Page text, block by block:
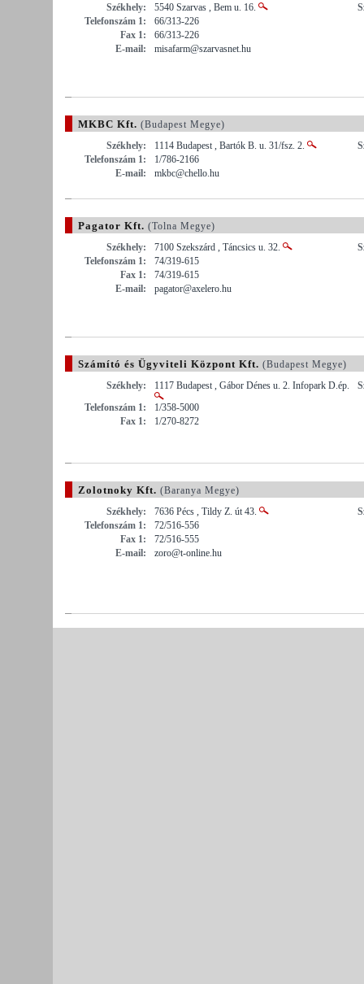
Székhely:
5540 Szarvas , Bem u. 16.
Telefonszám 1:
66/313-226
Fax 1:
66/313-226
E-mail:
misafarm@szarvasnet.hu
MKBC Kft. (Budapest Megye)
Székhely:
1114 Budapest , Bartók B. u. 31/fsz. 2.
Telefonszám 1:
1/786-2166
E-mail:
mkbc@chello.hu
Pagator Kft. (Tolna Megye)
Székhely:
7100 Szekszárd , Táncsics u. 32.
Telefonszám 1:
74/319-615
Fax 1:
74/319-615
E-mail:
pagator@axelero.hu
Számító és Ügyviteli Központ Kft. (Budapest Megye)
Székhely:
1117 Budapest , Gábor Dénes u. 2. Infopark D.ép.
Telefonszám 1:
1/358-5000
Fax 1:
1/270-8272
Zolotnoky Kft. (Baranya Megye)
Székhely:
7636 Pécs , Tildy Z. út 43.
Telefonszám 1:
72/516-556
Fax 1:
72/516-555
E-mail:
zoro@t-online.hu